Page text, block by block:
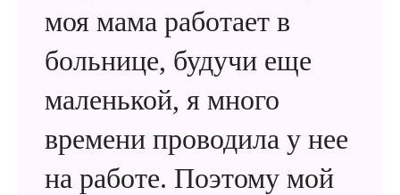
моя мама работает в
больнице, будучи еще
маленькой, я много
времени проводила у нее
на работе. Поэтому мой